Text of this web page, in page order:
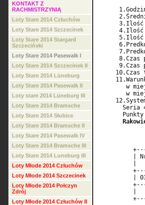
KONTAKT Z
RACHMISTRZYNIĄ
Loty Stare 2014 Człuchów
Loty Stare 2014 Szczecinek
Loty Stare 2014 Stargard
Szczeciński
Loty Stare 2014 Pasewalk I
Loty Stare 2014 Szczecinek II
Loty Stare 2014 Lüneburg
Loty Stare 2014 Pasewalk II
Loty stare 2014 Lüneburg III
Loty Stare 2014 Bramsche
Loty Stare 2014 Słubice
Loty Stare 2014 Bramsche II
Loty Stare 2014 Pasewalk IV
Loty Stare 2014 Bramsche III
Loty Stare 2014 Luneburg III
Loty Młode 2014 Człuchów
Loty Młode 2014 Szczecinek
Loty Młode 2014 Połczyn
Zdrój
Loty Młode 2014 Człuchów II
|
|
|
|